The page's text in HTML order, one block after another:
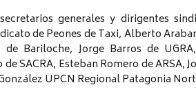
generales y dirigentes
de Peones de Taxi, Alberto
Bariloche, Jorge Barros de
SACRA, Esteban Romero de ARSA,
UPCN Regional Patagonia